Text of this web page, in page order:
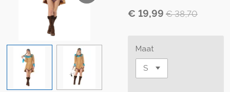
€ 19,99 € 38,70
Maat